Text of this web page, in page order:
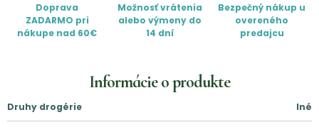
Doprava
ZADARMO pri
nákupe nad 60€
Možnosť vrátenia
alebo výmeny do
14 dní
Bezpečný nákup u
overeného
predajcu
Informácie o produkte
Druhy drogérie Iné